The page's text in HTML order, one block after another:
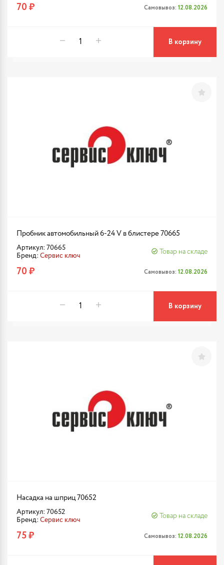
70 ₽ Самовывоз: 12.08.2026
В корзину
Пробник автомобильный 6-24 V в блистере 70665
Артикул: 70665
Бренд: Сервис ключ
Товар на складе
70 ₽ Самовывоз: 12.08.2026
В корзину
Насадка на шприц 70652
Артикул: 70652
Бренд: Сервис ключ
Товар на складе
75 ₽ Самовывоз: 12.08.2026